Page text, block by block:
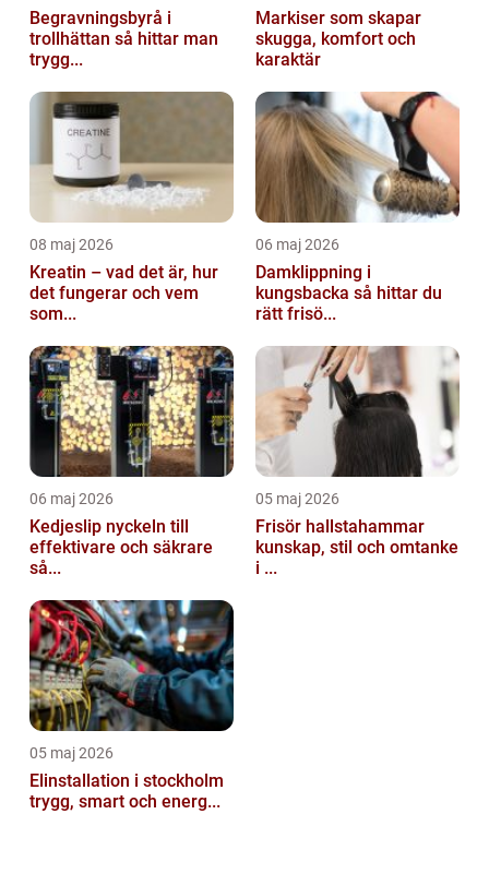
Begravningsbyrå i
trollhättan så hittar man
trygg...
Markiser som skapar
skugga, komfort och
karaktär
08 maj 2026
Kreatin – vad det är, hur
det fungerar och vem
som...
06 maj 2026
Damklippning i
kungsbacka så hittar du
rätt frisö...
06 maj 2026
Kedjeslip nyckeln till
effektivare och säkrare
så...
05 maj 2026
Frisör hallstahammar
kunskap, stil och omtanke
i ...
05 maj 2026
Elinstallation i stockholm
trygg, smart och energ...